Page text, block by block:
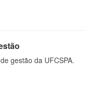
gestão da UFCSPA.